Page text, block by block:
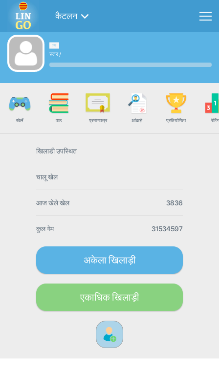
कैटलन
स्तर/
खेलें पाठ प्रमाणपत्र आंकड़े प्रतियोगिता रेटिंग
खिलाडी उपस्थित
चालू खेल
आज खेले खेल 3836
कुल गेम 31534597
अकेला खिलाड़ी
एकाधिक खिलाड़ी